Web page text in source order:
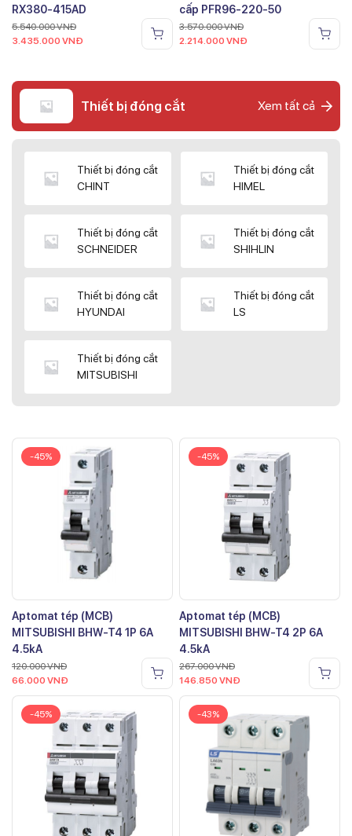
RX380-415AD
5.540.000VNĐ
3.435.000 VNĐ
cấp PFR96-220-50
3.570.000VNĐ
2.214.000 VNĐ
Thiết bị đóng cắt Xem tất cả
Thiết bị đóng cắt
CHINT
Thiết bị đóng cắt
HIMEL
Thiết bị đóng cắt
SCHNEIDER
Thiết bị đóng cắt
SHIHLIN
Thiết bị đóng cắt
HYUNDAI
Thiết bị đóng cắt
LS
Thiết bị đóng cắt
MITSUBISHI
-45%
Aptomat tép (MCB)
MITSUBISHI BHW-T4 1P 6A
4.5kA
120.000VNĐ
66.000 VNĐ
-45%
Aptomat tép (MCB)
MITSUBISHI BHW-T4 2P 6A
4.5kA
267.000VNĐ
146.850 VNĐ
-45% -43%